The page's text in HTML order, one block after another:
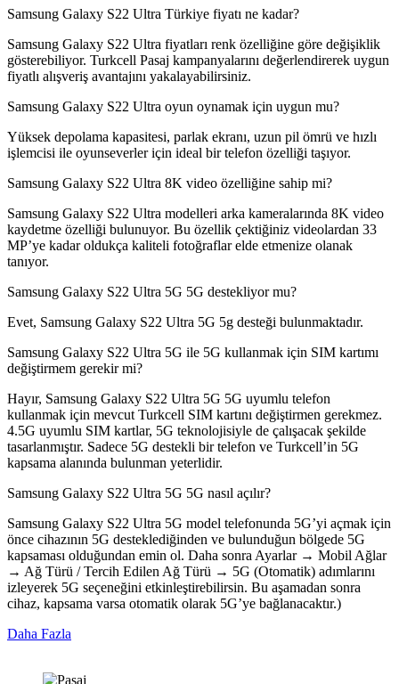
Samsung Galaxy S22 Ultra Türkiye fiyatı ne kadar?
Samsung Galaxy S22 Ultra fiyatları renk özelliğine göre değişiklik
gösterebiliyor. Turkcell Pasaj kampanyalarını değerlendirerek uygun
fiyatlı alışveriş avantajını yakalayabilirsiniz.
Samsung Galaxy S22 Ultra oyun oynamak için uygun mu?
Yüksek depolama kapasitesi, parlak ekranı, uzun pil ömrü ve hızlı
işlemcisi ile oyunseverler için ideal bir telefon özelliği taşıyor.
Samsung Galaxy S22 Ultra 8K video özelliğine sahip mi?
Samsung Galaxy S22 Ultra modelleri arka kameralarında 8K video
kaydetme özelliği bulunuyor. Bu özellik çektiğiniz videolardan 33
MP’ye kadar oldukça kaliteli fotoğraflar elde etmenize olanak
tanıyor.
Samsung Galaxy S22 Ultra 5G 5G destekliyor mu?
Evet, Samsung Galaxy S22 Ultra 5G 5g desteği bulunmaktadır.
Samsung Galaxy S22 Ultra 5G ile 5G kullanmak için SIM kartımı
değiştirmem gerekir mi?
Hayır, Samsung Galaxy S22 Ultra 5G 5G uyumlu telefon
kullanmak için mevcut Turkcell SIM kartını değiştirmen gerekmez.
4.5G uyumlu SIM kartlar, 5G teknolojisiyle de çalışacak şekilde
tasarlanmıştır. Sadece 5G destekli bir telefon ve Turkcell’in 5G
kapsama alanında bulunman yeterlidir.
Samsung Galaxy S22 Ultra 5G 5G nasıl açılır?
Samsung Galaxy S22 Ultra 5G model telefonunda 5G’yi açmak için
önce cihazının 5G desteklediğinden ve bulunduğun bölgede 5G
kapsaması olduğundan emin ol. Daha sonra Ayarlar → Mobil Ağlar
→ Ağ Türü / Tercih Edilen Ağ Türü → 5G (Otomatik) adımlarını
izleyerek 5G seçeneğini etkinleştirebilirsin. Bu aşamadan sonra
cihaz, kapsama varsa otomatik olarak 5G’ye bağlanacaktır.)
Daha Fazla